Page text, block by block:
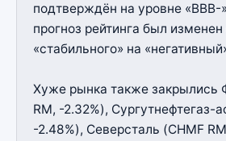
подтверждён на уровне «BBB-
прогноз рейтинга был изменен
«стабильного» на
Хуже рынка также закрылись
RM, -2.32%), Сургутнефтегаз-
-2.48%), Северсталь (CHMF